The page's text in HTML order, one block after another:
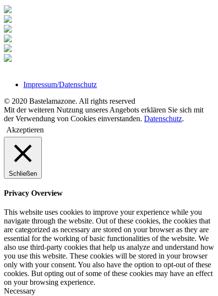
Impressum/Datenschutz
© 2020 Bastelamazone. All rights reserved
Mit der weiteren Nutzung unseres Angebots erklären Sie sich mit
der Verwendung von Cookies einverstanden. Datenschutz.
Akzeptieren
Schließen
Privacy Overview
This website uses cookies to improve your experience while you
navigate through the website. Out of these cookies, the cookies that
are categorized as necessary are stored on your browser as they are
essential for the working of basic functionalities of the website. We
also use third-party cookies that help us analyze and understand how
you use this website. These cookies will be stored in your browser
only with your consent. You also have the option to opt-out of these
cookies. But opting out of some of these cookies may have an effect
on your browsing experience.
Necessary